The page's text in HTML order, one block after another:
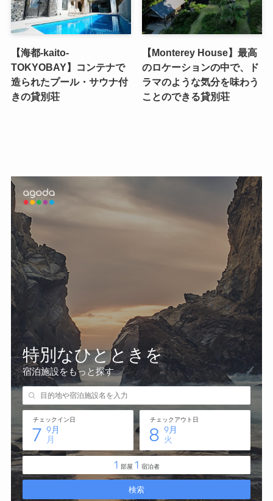
【海都-kaito-
TOKYOBAY】コンテナで
造られたプール・サウナ付
きの貸別荘
【Monterey House】最高
のロケーションの中で、ド
ラマのような気分を味わう
ことのできる貸別荘